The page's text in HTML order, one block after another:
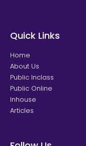
Quick Links
Home
About Us
Public Inclass
Public Online
Inhouse
Articles